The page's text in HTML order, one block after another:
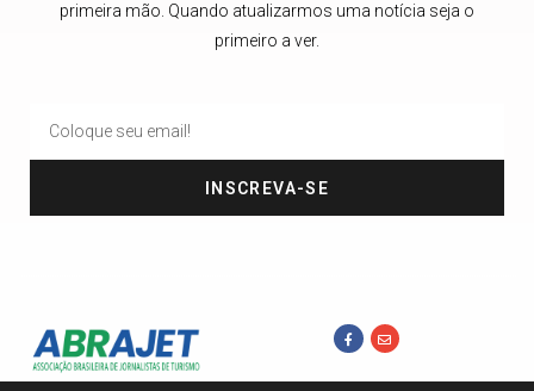
primeira mão. Quando atualizarmos uma notícia seja o
primeiro a ver.
INSCREVA-SE